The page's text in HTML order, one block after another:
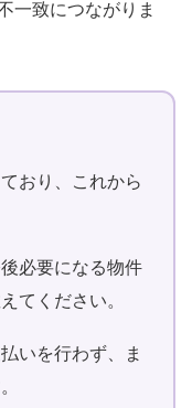
一致につながりま
おり、これから
必要になる物件
てください。
いを行わず、ま